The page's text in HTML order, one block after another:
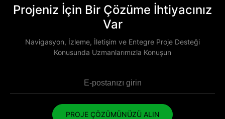
Projeniz İçin Bir Çözüme İhtiyacınız
Var
Navigasyon, İzleme, İletişim ve Entegre Proje Desteği
Konusunda Uzmanlarımızla Konuşun
PROJE ÇÖZÜMÜNÜZÜ ALIN